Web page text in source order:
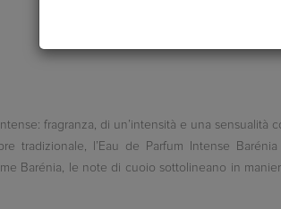
fragranza, di un’intensità e una
tradizionale, l’Eau de Parfum Intense
Barénia, le note di cuoio sottolineano in